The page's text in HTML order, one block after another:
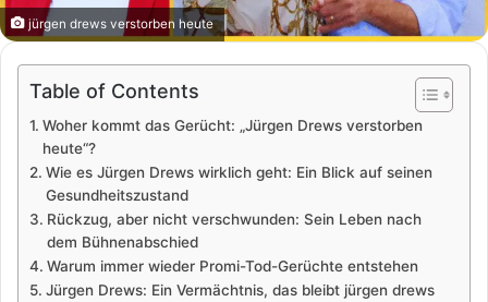
jürgen drews verstorben heute
Table of Contents
Woher kommt das Gerücht: „Jürgen Drews verstorben
heute“?
Wie es Jürgen Drews wirklich geht: Ein Blick auf seinen
Gesundheitszustand
Rückzug, aber nicht verschwunden: Sein Leben nach
dem Bühnenabschied
Warum immer wieder Promi-Tod-Gerüchte entstehen
Jürgen Drews: Ein Vermächtnis, das bleibt jürgen drews